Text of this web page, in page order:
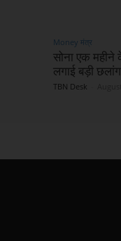
Money मंत्र
सोना एक महीने
लगाई बड़ी छलांग
TBN Desk